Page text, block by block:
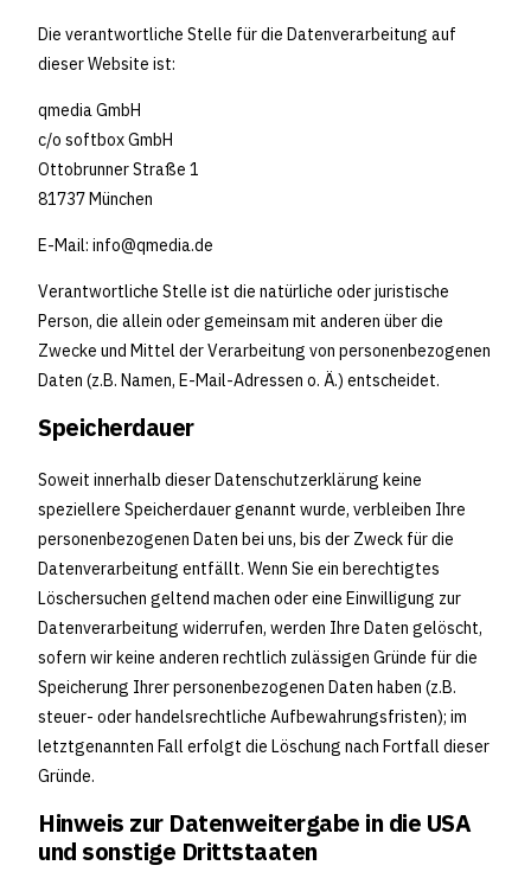
Die verantwortliche Stelle für die Datenverarbeitung auf
dieser Website ist:
qmedia GmbH
c/o softbox GmbH
Ottobrunner Straße 1
81737 München
E-Mail: info@qmedia.de
Verantwortliche Stelle ist die natürliche oder juristische
Person, die allein oder gemeinsam mit anderen über die
Zwecke und Mittel der Verarbeitung von personenbezogenen
Daten (z.B. Namen, E-Mail-Adressen o. Ä.) entscheidet.
Speicherdauer
Soweit innerhalb dieser Datenschutzerklärung keine
speziellere Speicherdauer genannt wurde, verbleiben Ihre
personenbezogenen Daten bei uns, bis der Zweck für die
Datenverarbeitung entfällt. Wenn Sie ein berechtigtes
Löschersuchen geltend machen oder eine Einwilligung zur
Datenverarbeitung widerrufen, werden Ihre Daten gelöscht,
sofern wir keine anderen rechtlich zulässigen Gründe für die
Speicherung Ihrer personenbezogenen Daten haben (z.B.
steuer- oder handelsrechtliche Aufbewahrungsfristen); im
letztgenannten Fall erfolgt die Löschung nach Fortfall dieser
Gründe.
Hinweis zur Datenweitergabe in die USA
und sonstige Drittstaaten